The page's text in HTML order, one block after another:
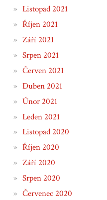
Listopad 2021
Říjen 2021
Září 2021
Srpen 2021
Červen 2021
Duben 2021
Únor 2021
Leden 2021
Listopad 2020
Říjen 2020
Září 2020
Srpen 2020
Červenec 2020